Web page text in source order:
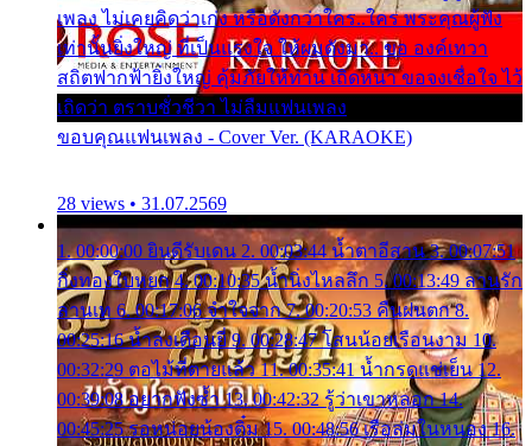
เพลง ไม่เคยคิดว่าเก่ง หรือดังกว่าใคร..ใคร พระคุณผู้ฟัง
เท่านั้นยิ่งใหญ่ ที่เป็นแรงใจ ให้ผมดังมา.. ขอ องค์เทวา
สถิตฟากฟ้ายิ่งใหญ่ คุ้มภัยให้ท่าน เถิดหนา ขอจงเชื่อใจ ไว้
เถิดว่า ตราบชั่วชีวา ไม่ลืมแฟนเพลง
ขอบคุณแฟนเพลง - Cover Ver. (KARAOKE)
28 views • 31.07.2569
1. 00:00:00 ยินดีรับเดน 2. 00:03:44 น้ำตาอีสาน 3. 00:07:51
กิ่งทองใบหยก 4. 00:10:35 น้ำนิ่งไหลลึก 5. 00:13:49 ลานรัก
ลานเท 6. 00:17:06 จำใจจาก 7. 00:20:53 คืนฝนตก 8.
00:25:16 น้ำลงเดือนยี่ 9. 00:28:47 โสนน้อยเรือนงาม 10.
00:32:29 ตอไม้ที่ตายแล้ว 11. 00:35:41 น้ำกรดแช่เย็น 12.
00:39:08 อยากฟังซ้ำ 13. 00:42:32 รู้ว่าเขาหลอก 14.
00:45:25 รอหน่อยน้องติ๋ม 15. 00:48:56 เรือล่มในหนอง 16.